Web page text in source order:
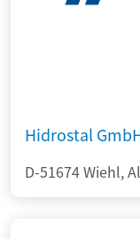
Hidrostal
D-51674 Wiehl,